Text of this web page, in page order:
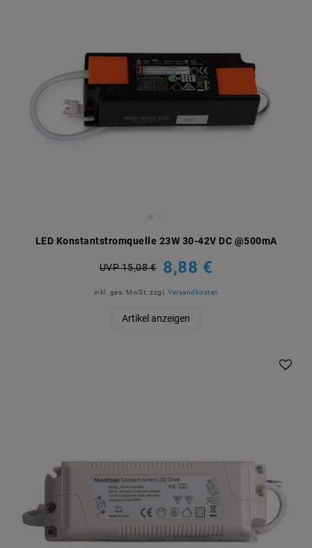
LED Konstantstromquelle 23W 30-42V DC @500mA
UVP 15,08 € 8,88 €
inkl. ges. MwSt. zzgl. Versandkosten
Artikel anzeigen